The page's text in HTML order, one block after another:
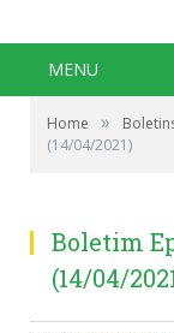
MENU
Home »
(14/04/2021)
Boletim
(14/04/